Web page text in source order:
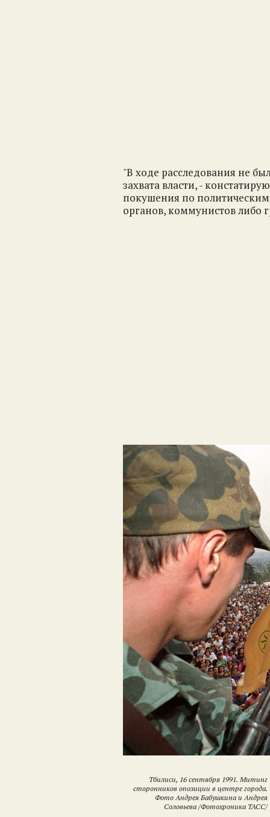
"В ходе расследования не
захвата власти, -
покушения по
органов, коммунистов либо
Тбилиси, 16 сентября 1991. Митинг
сторонников опозиции в центре города.
Фото Андрея Бабушкина и Андрея
Соловьева /Фотохроника ТАСС/